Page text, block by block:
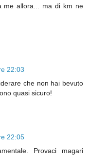
me allora... ma di km ne
22:03
che non hai bevuto
quasi sicuro!
22:05
Provaci magari